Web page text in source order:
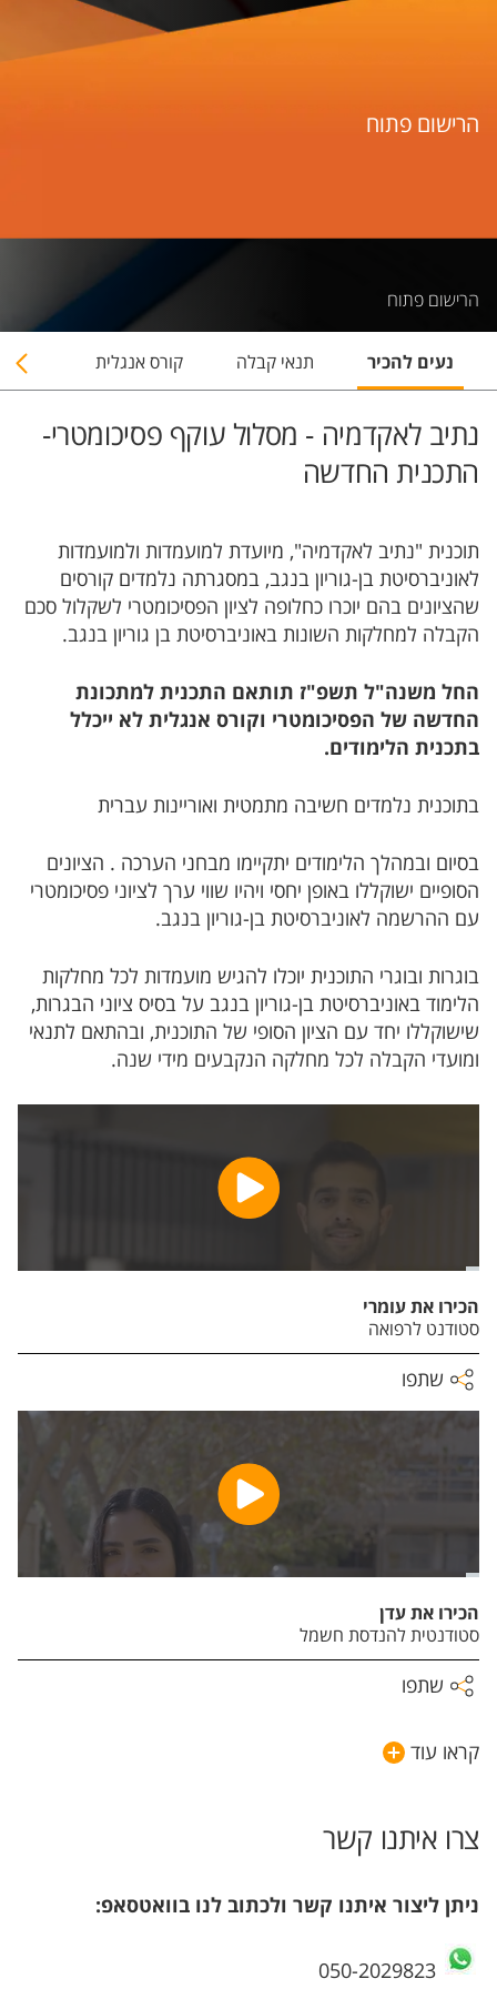
הרישום פתוח
הרישום פתוח
נעים להכיר תנאי קבלה קורס אנגלית
נתיב לאקדמיה - מסלול עוקף פסיכומטרי-
התכנית החדשה
תוכנית "נתיב לאקדמיה", מיועדת למועמדות ולמועמדות
לאוניברסיטת בן-גוריון בנגב, במסגרתה נלמדים קורסים
שהציונים בהם יוכרו כחלופה לציון הפסיכומטרי לשקלול סכם
הקבלה למחלקות השונות באוניברסיטת בן גוריון בנגב.
החל משנה"ל תשפ"ז תותאם התכנית למתכונת
החדשה של הפסיכומטרי וקורס אנגלית לא ייכלל
בתכנית הלימודים.
בתוכנית נלמדים חשיבה מתמטית ואוריינות עברית
בסיום ובמהלך הלימודים יתקיימו מבחני הערכה . הציונים
הסופיים ישוקללו באופן יחסי ויהיו שווי ערך לציוני פסיכומטרי
עם ההרשמה לאוניברסיטת בן-גוריון בנגב.
בוגרות ובוגרי התוכנית יוכלו להגיש מועמדות לכל מחלקות
הלימוד באוניברסיטת בן-גוריון בנגב על בסיס ציוני הבגרות,
שישוקללו יחד עם הציון הסופי של התוכנית, ובהתאם לתנאי
ומועדי הקבלה לכל מחלקה הנקבעים מידי שנה.
הכירו את עומרי
סטודנט לרפואה
שתפו
הכירו את עדן
סטודנטית להנדסת חשמל
שתפו
קראו עוד
צרו איתנו קשר
ניתן ליצור איתנו קשר ולכתוב לנו בוואטסאפ:
050-2029823